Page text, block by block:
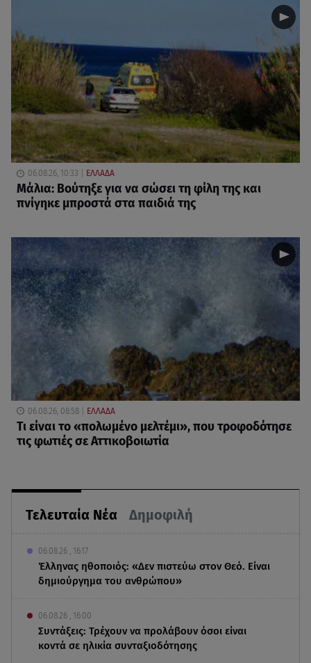
Τελευταία Νέα Δημοφιλή
06.08.26 , 16:17
Έλληνας ηθοποιός: «Δεν πιστεύω στον Θεό. Είναι
δημιούργημα του ανθρώπου»
06.08.26 , 16:00
Συντάξεις: Τρέχουν να προλάβουν όσοι είναι
κοντά σε ηλικία συνταξιοδότησης
06.08.26, 10:33 ΕΛΛΑΔΑ
Μάλια: Βούτηξε για να σώσει τη φίλη της και
πνίγηκε μπροστά στα παιδιά της
06.08.26, 08:58 ΕΛΛΑΔΑ
Τι είναι το «πολωμένο μελτέμι», που τροφοδότησε
τις φωτιές σε Αττικοβοιωτία